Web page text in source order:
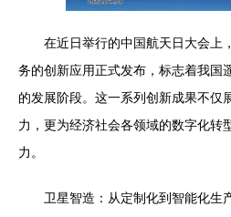
在近日举行的中国航天日大会上
务的创新应用正式发布，标志着我国
的发展阶段。这一系列创新成果不仅
力，更为经济社会各领域的数字化转
力。
卫星智造：从定制化到智能化生